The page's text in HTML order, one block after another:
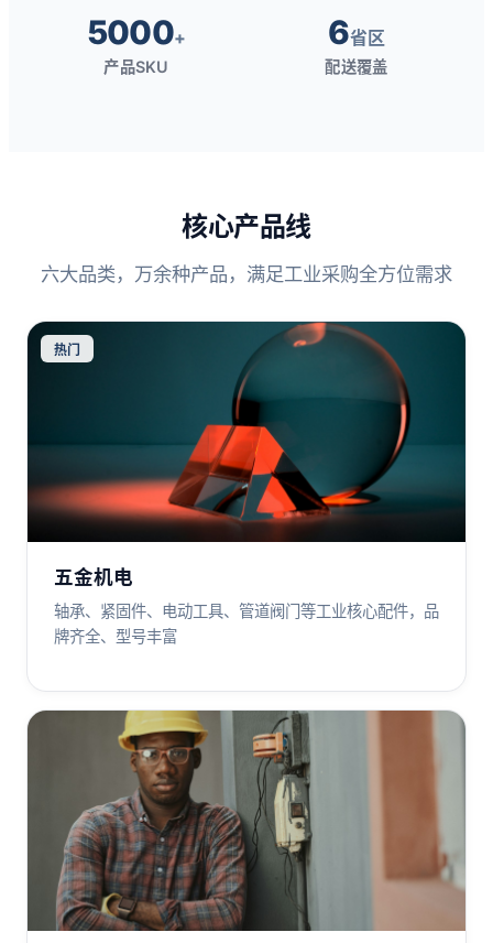
5000+
产品SKU
6省区
配送覆盖
核心产品线
六大品类，万余种产品，满足工业采购全方位需求
热门
五金机电
轴承、紧固件、电动工具、管道阀门等工业核心配件，品
牌齐全、型号丰富